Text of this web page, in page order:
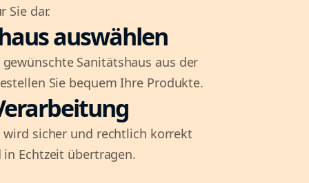
Sie dar.
auswählen
gewünschte Sanitätshaus aus der
Sie bequem Ihre Produkte.
sicher und rechtlich korrekt
Echtzeit übertragen.